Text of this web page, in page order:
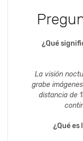
¿Qué
La visión
grabe
distancia de
¿Qué es